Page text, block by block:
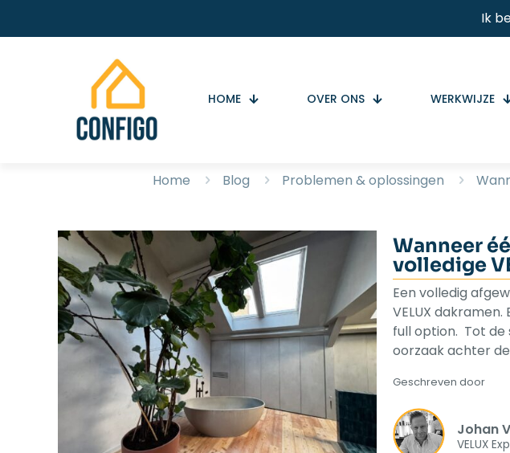
Ik
HOME OVER ONS WERKWIJZE
Home Blog Problemen & oplossingen
Wanneer
volledige
Een volledig
VELUX
full option. Tot de
oorzaak achter
Geschreven door
Johan
VELUX